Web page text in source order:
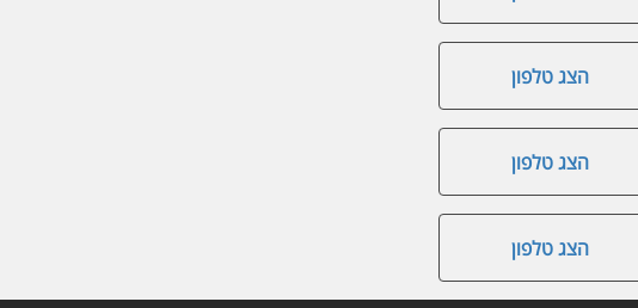
הצג טלפון
הצג טלפון
הצג טלפון